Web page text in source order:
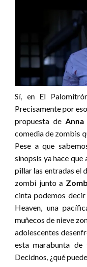
Sí, en El
Precisamente por
propuesta de
comedia de zombis
Pese a que
sinopsis ya hace
pillar las entradas el
zombi junto a
cinta podemos
Heaven, una
muñecos de nieve
adolescentes
esta marabunta de
Decidnos, ¿qué